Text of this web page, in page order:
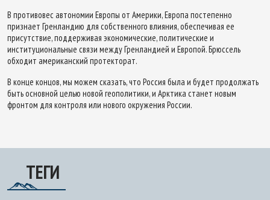
В противовес автономии Европы от Америки, Европа постепенно
признает Гренландию для собственного влияния, обеспечивая ее
присутствие, поддерживая экономические, политические и
институциональные связи между Гренландией и Европой. Брюссель
обходит американский протекторат.
В конце концов, мы можем сказать, что Россия была и будет продолжать
быть основной целью новой геополитики, и Арктика станет новым
фронтом для контроля или нового окружения России.
ТЕГИ